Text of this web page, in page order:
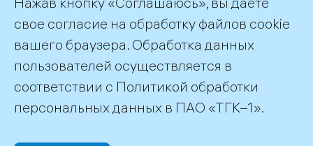
Иовской ГЭС
©2026 ПАО «ТГК–1»
свое согласие на обработку файлов cookie
вашего браузера. Обработка данных
пользователей осуществляется в
соответствии с Политикой обработки
персональных данных в ПАО «ТГК–1».